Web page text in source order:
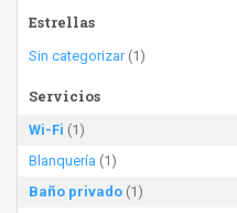
Estrellas
Sin categorizar(1)
Servicios
Wi-Fi (1)
Blanquería (1)
Baño privado (1)